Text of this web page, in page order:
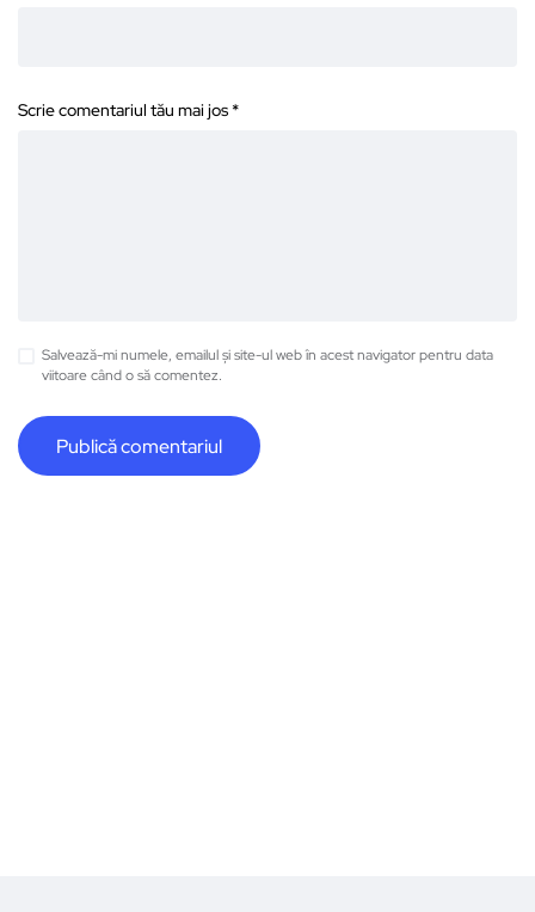
Scrie comentariul tău mai jos *
Salvează-mi numele, emailul și site-ul web în acest navigator pentru data
viitoare când o să comentez.